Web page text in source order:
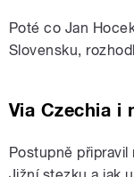
Poté co Jan
Slovensku,
Via Czechia i
Postupně